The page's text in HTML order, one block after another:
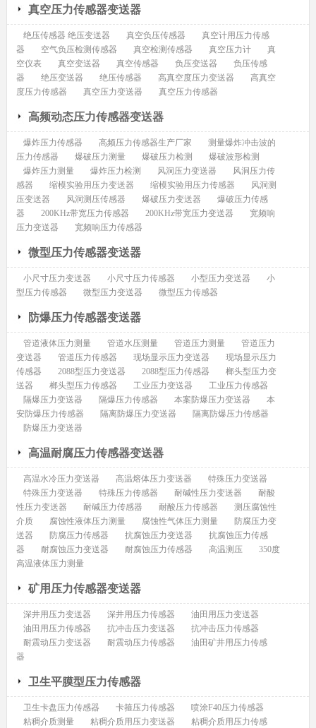
真空压力传感器变送器
绝压传感器 绝压变送器 真空负压传感器
真空计用压力传感
器
空气负压检测传感器 真空检测传感器 真空压力计
真
空仪表
真空变送器 真空传感器 负压变送器
负压传感
器
绝压变送器 绝压传感器 高真空度压力变送器
高真空
度压力传感器
真空压力变送器 真空压力传感器
高频动态压力传感器变送器
爆炸压力传感器 高频压力传感器生产厂家
测量爆炸冲击波的
压力传感器
爆破压力测量 爆破压力检测
爆破波形检测
爆炸压力测量
爆炸压力检测 风洞压力变送器
风洞压力传
感器
缩模实验用压力变送器 缩模实验用压力传感器
风洞测
压变送器
风洞测压传感器 爆破压力变送器
爆破压力传感
器
200KHz带宽压力传感器 200KHz带宽压力变送器
宽频响
压力变送器
宽频响压力传感器
微型压力传感器变送器
小尺寸压力变送器 小尺寸压力传感器 小型压力变送器
小
型压力传感器
微型压力变送器 微型压力传感器
防爆压力传感器变送器
管道液体压力测量 管道水压测量 管道压力测量
管道压力
变送器
管道压力传感器 现场显示压力变送器
现场显示压力
传感器
2088型压力变送器 2088型压力传感器
榔头型压力变
送器
榔头型压力传感器 工业压力变送器
工业压力传感器
隔爆压力变送器
隔爆压力传感器 本案防爆压力变送器
本
安防爆压力传感器
隔离防爆压力变送器
隔离防爆压力传感器
防爆压力变送器
高温耐腐压力传感器变送器
高温水冷压力变送器 高温熔体压力变送器
特殊压力变送器
特殊压力变送器
特殊压力传感器 耐碱性压力变送器
耐酸
性压力变送器
耐碱压力传感器 耐酸压力传感器
测压腐蚀性
介质
腐蚀性液体压力测量 腐蚀性气体压力测量
防腐压力变
送器
防腐压力传感器 抗腐蚀压力变送器
抗腐蚀压力传感
器
耐腐蚀压力变送器 耐腐蚀压力传感器 高温测压
350度
高温液体压力测量
矿用压力传感器变送器
深井用压力变送器 深井用压力传感器
油田用压力变送器
油田用压力传感器
抗冲击压力变送器
抗冲击压力传感器
耐震动压力变送器
耐震动压力传感器
油田矿井用压力传感
器
卫生平膜型压力传感器
卫生卡盘压力传感器 卡箍压力传感器
喷涂F40压力传感器
粘稠介质测量
粘稠介质用压力变送器
粘稠介质用压力传感